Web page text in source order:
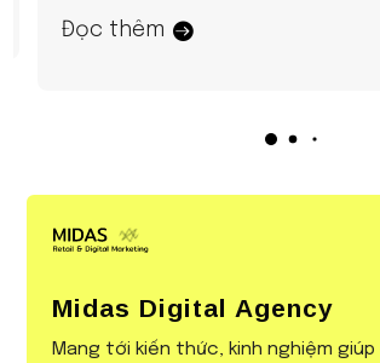
Đọc thêm
Midas Digital Agency
Mang tới kiến thức, kinh nghiệm giúp